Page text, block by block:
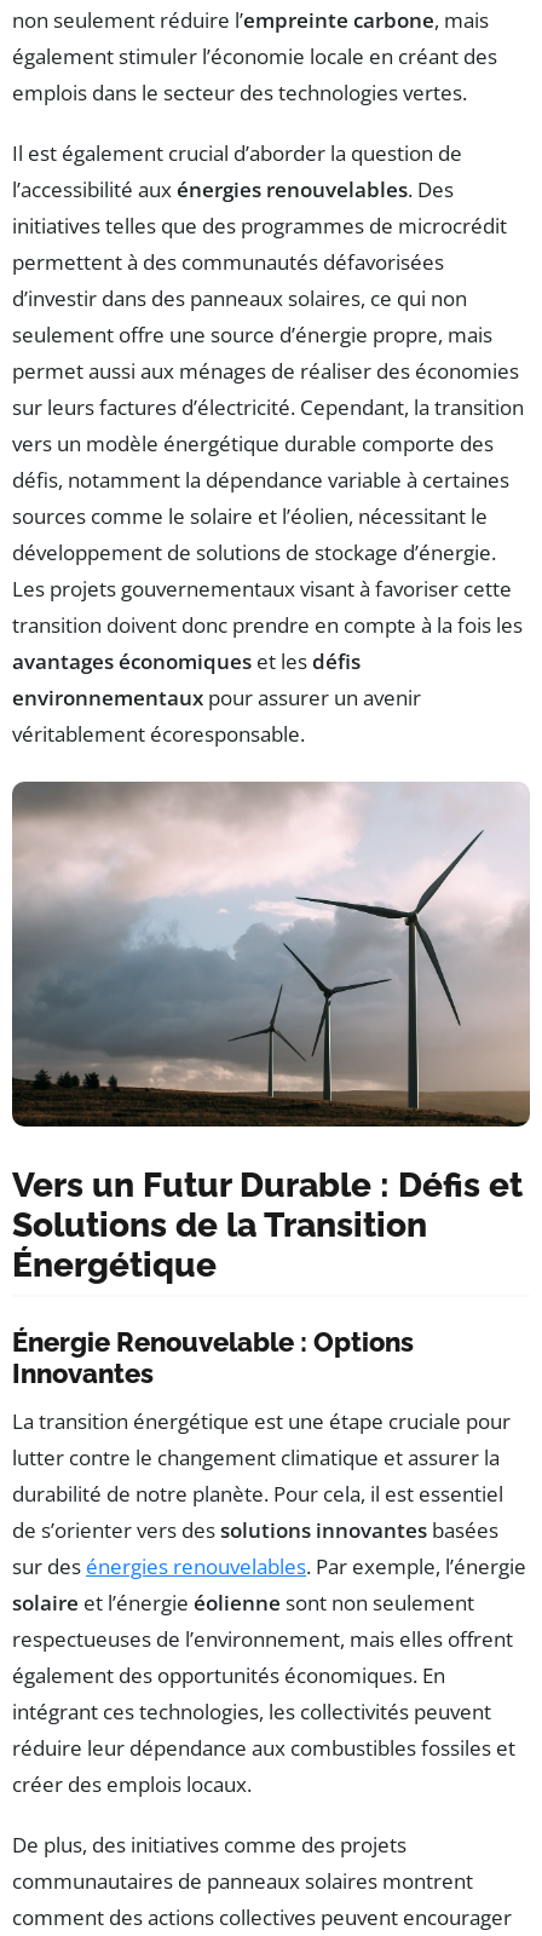
non seulement réduire l’empreinte carbone, mais
également stimuler l’économie locale en créant des
emplois dans le secteur des technologies vertes.
Il est également crucial d’aborder la question de
l’accessibilité auxénergies renouvelables. Des
initiatives telles que des programmes de microcrédit
permettent à des communautés défavorisées
d’investir dans des panneaux solaires, ce qui non
seulement offre une source d’énergie propre, mais
permet aussi aux ménages de réaliser des économies
sur leurs factures d’électricité. Cependant, la transition
vers un modèle énergétique durable comporte des
défis, notamment la dépendance variable à certaines
sources comme le solaire et l’éolien, nécessitant le
développement de solutions de stockage d’énergie.
Les projets gouvernementaux visant à favoriser cette
transition doivent donc prendre en compte à la fois les
avantages économiques et lesdéfis
environnementaux pour assurer un avenir
véritablement écoresponsable.
Vers un Futur Durable : Défis et
Solutions de la Transition
Énergétique
Énergie Renouvelable : Options
Innovantes
La transition énergétique est une étape cruciale pour
lutter contre le changement climatique et assurer la
durabilité de notre planète. Pour cela, il est essentiel
de s’orienter vers dessolutions innovantes basées
sur des énergies renouvelables. Par exemple, l’énergie
solaire et l’énergie éolienne sont non seulement
respectueuses de l’environnement, mais elles offrent
également des opportunités économiques. En
intégrant ces technologies, les collectivités peuvent
réduire leur dépendance aux combustibles fossiles et
créer des emplois locaux.
De plus, des initiatives comme des projets
communautaires de panneaux solaires montrent
comment des actions collectives peuvent encourager